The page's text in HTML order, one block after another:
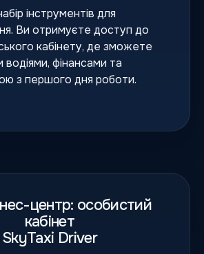
інструментів для
Ви отримуєте доступ до
кабінету, де зможете
водіями, фінансами та
з першого дня роботи.
центр: особистий
кабінет
SkyTaxi Driver